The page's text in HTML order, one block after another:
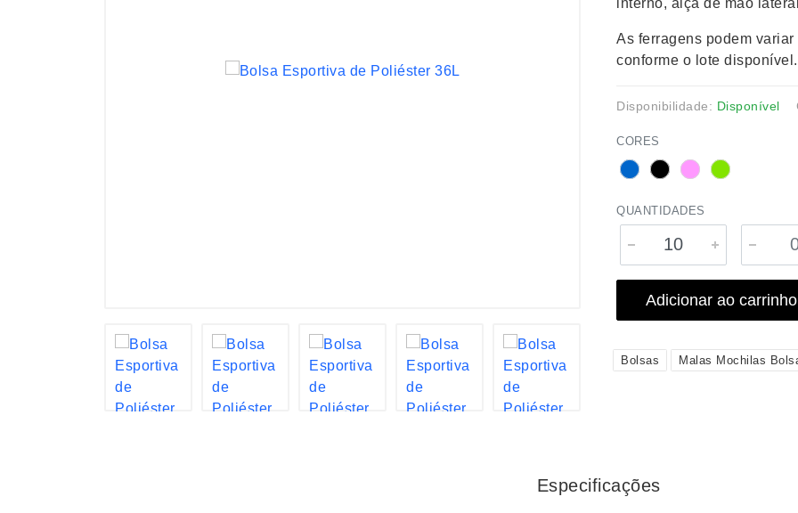
interno, alça de mão
As ferragens podem
conforme o lote disponível.
Disponibilidade: Disponível
CORES
QUANTIDADES
Adicionar ao carrinho
Bolsas Malas Mochilas
Especificações